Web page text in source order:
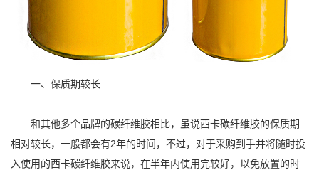
一、保质期较长
和其他多个品牌的碳纤维胶相比，虽说西卡碳纤维胶的保质期
相对较长，一般都会有2年的时间，不过，对于采购到手并将随时投
入使用的西卡碳纤维胶来说，在半年内使用完较好，以免放置的时